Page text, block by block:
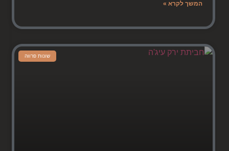
המשך לקרא »
שונות פרווה